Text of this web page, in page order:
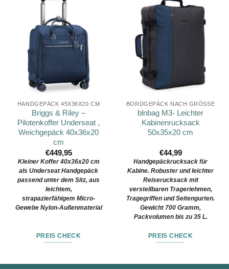
HANDGEPÄCK 45X36X20 CM
Briggs & Riley –
Pilotenkoffer Underseat ,
Weichgepäck 40x36x20
cm
€449,95
Kleiner Koffer 40x36x20 cm
als Underseat Handgepäck
passend unter dem Sitz, aus
leichtem,
strapazierfähigem Micro-
Gewebe Nylon-Außenmaterial
PREIS CHECK
BORDGEPÄCK NACH GRÖSSE
blnbag M3- Leichter
Kabinenrucksack
50x35x20 cm
€44,99
Handgepäckrucksack für
Kabine. Robuster und leichter
Reiserucksack mit
verstellbaren Trageriehmen,
Tragegriffen und Seitengurten.
Gewicht 700 Gramm,
Packvolumen bis zu 35 L.
PREIS CHECK